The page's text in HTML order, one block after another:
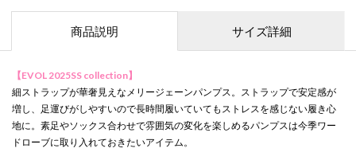
商品説明 サイズ詳細
【EVOL 2025SS collection】
細ストラップが華奢見えなメリージェーンパンプス。ストラップで安定感が
増し、足運びがしやすいので長時間履いていてもストレスを感じない履き心
地に。素足やソックス合わせで雰囲気の変化を楽しめるパンプスは今季ワー
ドローブに取り入れておきたいアイテム。